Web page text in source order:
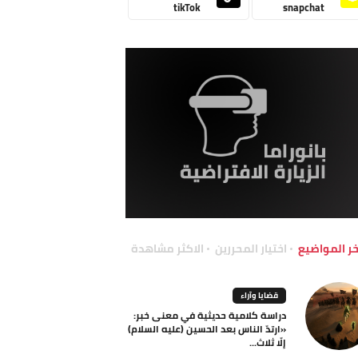
snapchat
tikTok
المواضيع اختيار المحررين الاكثر مشاهدة
قضايا وآراء
دراسة كلامية حديثية في معنى خبر:
«ارتدّ الناس بعد الحسين (عليه السلام)
إلّا ثلاث...